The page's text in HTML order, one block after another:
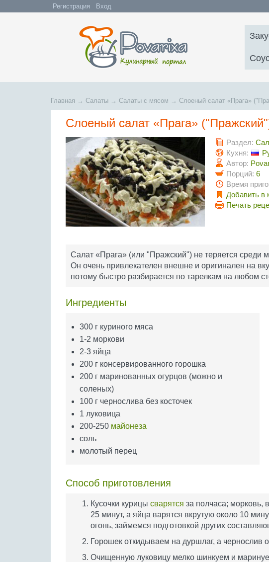
Регистрация Вход
Главная → Салаты → Салаты с мясом → Слоеный салат «Прага»
Слоеный салат «Прага»
Раздел:
Кухня:
Автор:
Порций: 6
Время
Добавить в
Печать
Салат «Прага» (или "Пражский") не теряется среди
Он очень привлекателен внешне и оригинален на
потому быстро разбирается по тарелкам на любом
Ингредиенты
300 г куриного мяса
1-2 моркови
2-3 яйца
200 г консервированного горошка
200 г маринованных огурцов (можно и
соленых)
100 г чернослива без косточек
1 луковица
200-250 майонеза
соль
молотый перец
Способ приготовления
Кусочки курицы сварятся за полчаса; морковь,
25 минут, а яйца варятся вкрутую около 10
огонь, займемся подготовкой других
Горошек откидываем на дуршлаг, а чернослив
Очищенную луковицу мелко шинкуем и